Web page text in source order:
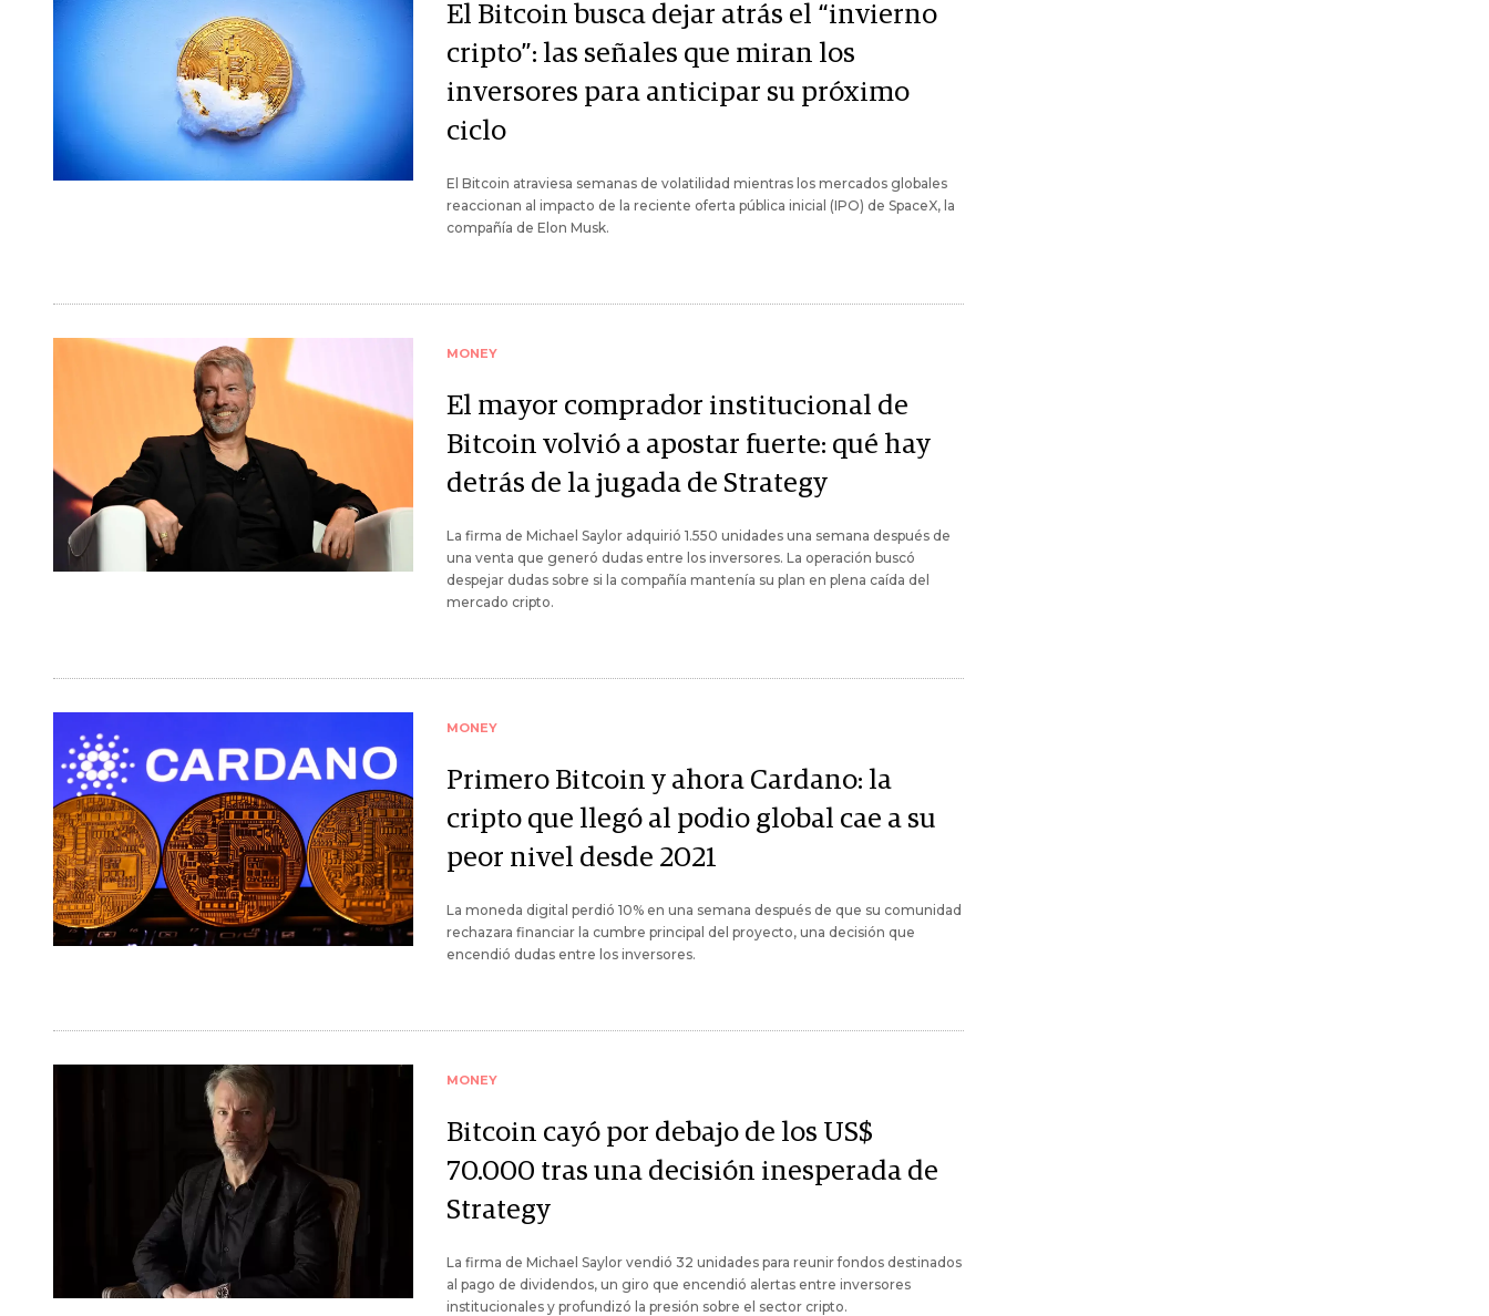
El Bitcoin busca dejar atrás el “invierno
cripto”: las señales que miran los
inversores para anticipar su próximo
ciclo
El Bitcoin atraviesa semanas de volatilidad mientras los mercados globales
reaccionan al impacto de la reciente oferta pública inicial (IPO) de SpaceX, la
compañía de Elon Musk.
MONEY
El mayor comprador institucional de
Bitcoin volvió a apostar fuerte: qué hay
detrás de la jugada de Strategy
La firma de Michael Saylor adquirió 1.550 unidades una semana después de
una venta que generó dudas entre los inversores. La operación buscó
despejar dudas sobre si la compañía mantenía su plan en plena caída del
mercado cripto.
MONEY
Primero Bitcoin y ahora Cardano: la
cripto que llegó al podio global cae a su
peor nivel desde 2021
La moneda digital perdió 10% en una semana después de que su comunidad
rechazara financiar la cumbre principal del proyecto, una decisión que
encendió dudas entre los inversores.
MONEY
Bitcoin cayó por debajo de los US$
70.000 tras una decisión inesperada de
Strategy
La firma de Michael Saylor vendió 32 unidades para reunir fondos destinados
al pago de dividendos, un giro que encendió alertas entre inversores
institucionales y profundizó la presión sobre el sector cripto.